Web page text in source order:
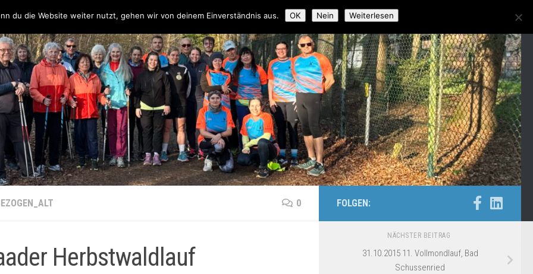
uns Unsere Partner & Sponsoren Unser Team & Kontakt
0
Herbstwaldlauf
FOLGEN:
NÄCHSTER BEITRAG
31.10.2015 11. Vollmondlauf, Bad
Schussenried
du die Website weiter nutzt, gehen wir von deinem Einverständnis aus. OK Nein Weiterlesen